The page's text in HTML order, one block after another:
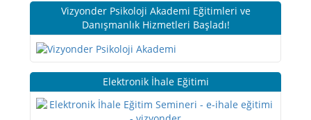
Vizyonder Psikoloji Akademi Eğitimleri ve
Danışmanlık Hizmetleri Başladı!
Elektronik İhale Eğitimi